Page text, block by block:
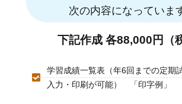
次の内容になっていま
下記作成 各88,000円（
学習成績一覧表（年6回までの定期
入力・印刷が可能） 「印字例」